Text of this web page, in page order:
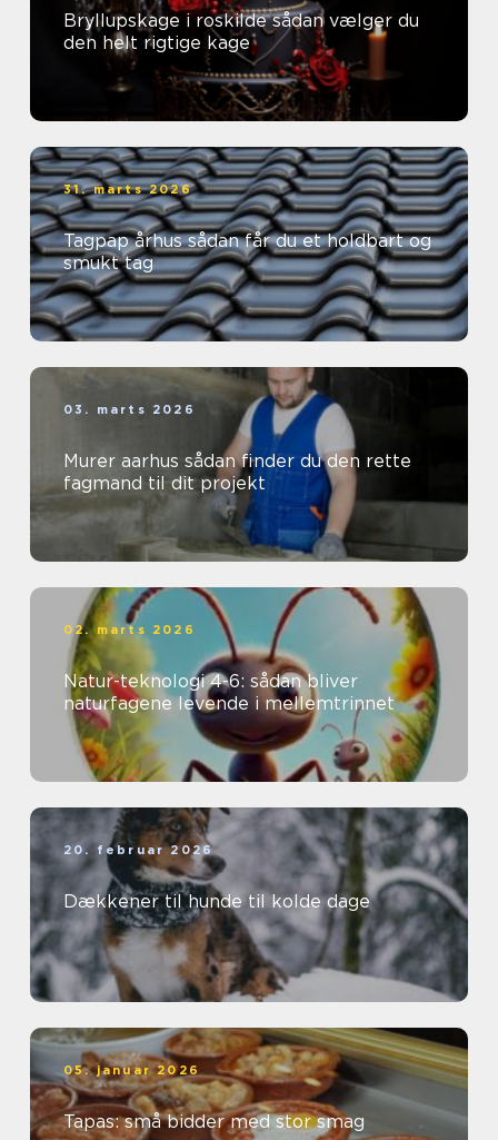
Bryllupskage i roskilde sådan vælger du
den helt rigtige kage
31. marts 2026
Tagpap århus sådan får du et holdbart og
smukt tag
03. marts 2026
Murer aarhus sådan finder du den rette
fagmand til dit projekt
02. marts 2026
Natur-teknologi 4-6: sådan bliver
naturfagene levende i mellemtrinnet
20. februar 2026
Dækkener til hunde til kolde dage
05. januar 2026
Tapas: små bidder med stor smag